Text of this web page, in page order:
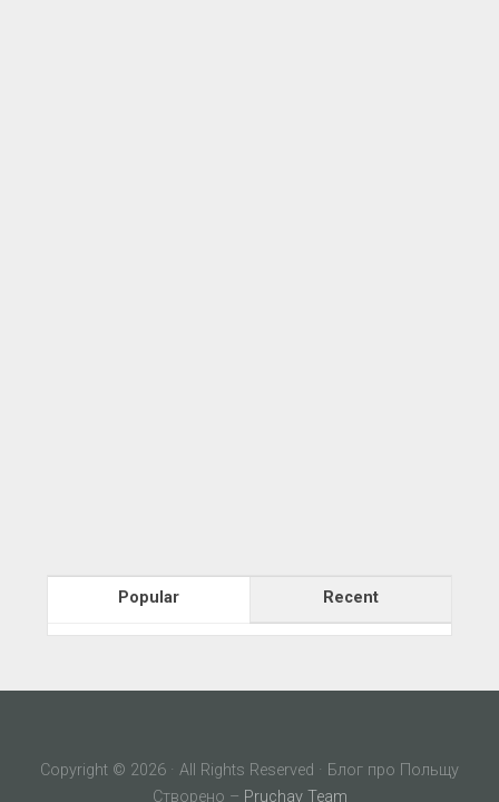
Popular Recent
Copyright © 2026 · All Rights Reserved · Блог про Польщу
Створено – Pruchay Team